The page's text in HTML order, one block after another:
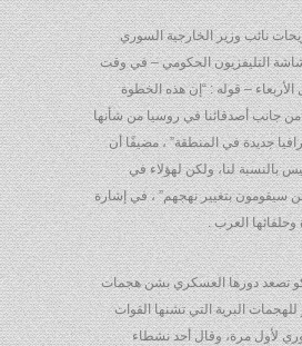
وزير الخارجية السوري
الحكومي – في وقت
– قوله : “إن هذه الخطوة
أصدقائنا في روسيا من شأنها
في المنطقة” ، مضيفًا أن
لنا، ولكن لهؤلاء في
بتغيير نهجهم” ، في إشارة
العرب .
دورها العسكري بشن هجمات
التي تشنها القوات
مرة، وقال أحد نشطاء